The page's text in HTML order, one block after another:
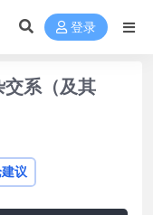
登录
系（及其
议